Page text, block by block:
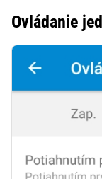
Ovládanie